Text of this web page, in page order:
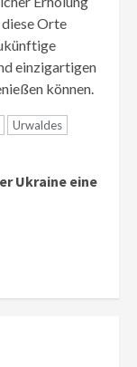
Orte
einzigartigen
können.
Urwaldes
Ukraine eine